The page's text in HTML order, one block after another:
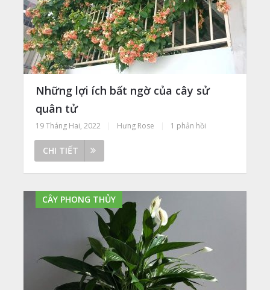
Những lợi ích bất ngờ của cây sử
quân tử
19 Tháng Hai, 2022 Hưng Rose 1 phản hồi
CHI TIẾT
CÂY PHONG THỦY